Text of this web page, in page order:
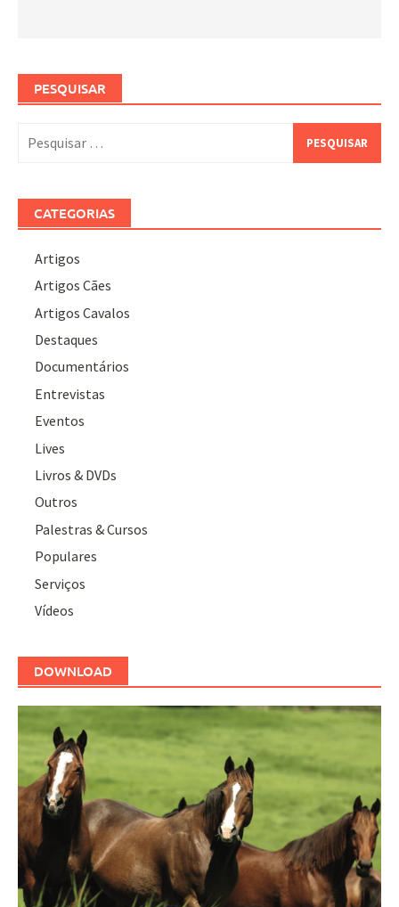
PESQUISAR
por:
CATEGORIAS
Artigos
Artigos Cães
Artigos Cavalos
Destaques
Documentários
Entrevistas
Eventos
Lives
Livros & DVDs
Outros
Palestras & Cursos
Populares
Serviços
Vídeos
DOWNLOAD